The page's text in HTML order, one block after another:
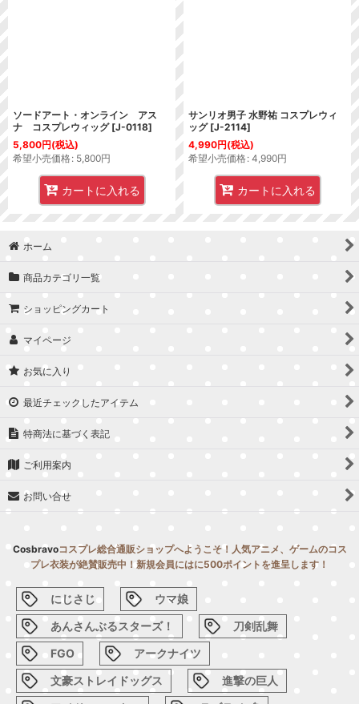
ソードアート・オンライン アス
ナ コスプレウィッグ [J-0118]
5,800円(税込)
希望小売価格: 5,800円
カートに入れる
サンリオ男子 水野祐 コスプレウィ
ッグ [J-2114]
4,990円(税込)
希望小売価格: 4,990円
カートに入れる
ホーム
商品カテゴリ一覧
ショッピングカート
マイページ
お気に入り
最近チェックしたアイテム
特商法に基づく表記
ご利用案内
お問い合せ
Cosbravoコスプレ総合通販ショップへようこそ！人気アニメ、ゲームのコス
プレ衣装が絶賛販売中！新規会員にはに500ポイントを進呈します！
にじさじ
ウマ娘
あんさんぶるスターズ！
刀剣乱舞
FGO
アークナイツ
文豪ストレイドッグス
進撃の巨人